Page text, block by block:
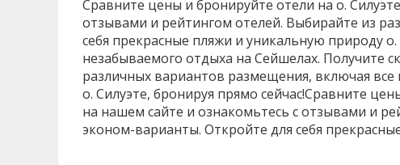
Сравните цены и бронируйте отели на о.
отзывами и рейтингом отелей. Выбирайте из
себя прекрасные пляжи и уникальную природу
незабываемого отдыха на Сейшелах. Получите
различных вариантов размещения, включая
о. Силуэте, бронируя прямо сейчас!Сравните
на нашем сайте и ознакомьтесь с отзывами и
эконом-варианты. Откройте для себя